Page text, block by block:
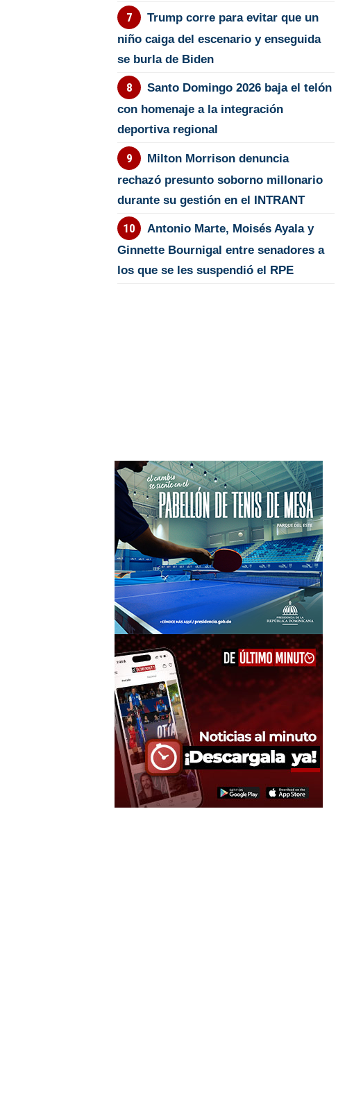
Trump corre para evitar que un
niño caiga del escenario y enseguida
se burla de Biden
Santo Domingo 2026 baja el telón
con homenaje a la integración
deportiva regional
Milton Morrison denuncia
rechazó presunto soborno millonario
durante su gestión en el INTRANT
Antonio Marte, Moisés Ayala y
Ginnette Bournigal entre senadores a
los que se les suspendió el RPE